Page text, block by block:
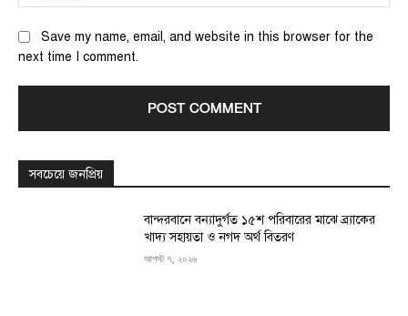
Save my name, email, and website in this browser for the
next time I comment.
সবচেয়ে জনপ্রিয়
বান্দরবানে বন্যাদুর্গত ১৫শ পরিবারের মাঝে ব্র্যাকের
খাদ্য সহায়তা ও নগদ অর্থ বিতরণ
আগস্ট ৭, ২০২৬